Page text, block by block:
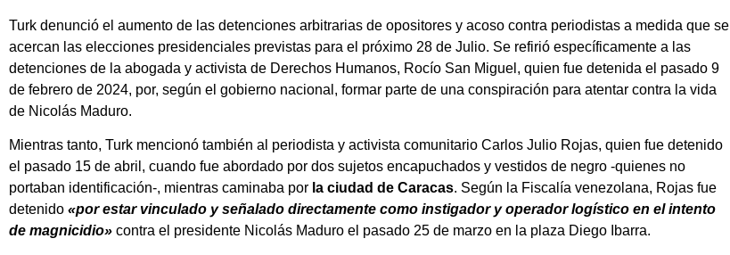
Turk denunció el aumento de las detenciones arbitrarias de opositores y acoso contra periodistas a medida que se
acercan las elecciones presidenciales previstas para el próximo 28 de Julio. Se refirió específicamente a las
detenciones de la abogada y activista de Derechos Humanos, Rocío San Miguel, quien fue detenida el pasado 9
de febrero de 2024, por, según el gobierno nacional, formar parte de una conspiración para atentar contra la vida
de Nicolás Maduro.
Mientras tanto, Turk mencionó también al periodista y activista comunitario Carlos Julio Rojas, quien fue detenido
el pasado 15 de abril, cuando fue abordado por dos sujetos encapuchados y vestidos de negro -quienes no
portaban identificación-, mientras caminaba por la ciudad de Caracas. Según la Fiscalía venezolana, Rojas fue
detenido «por estar vinculado y señalado directamente como instigador y operador logístico en el intento
de magnicidio» contra el presidente Nicolás Maduro el pasado 25 de marzo en la plaza Diego Ibarra.